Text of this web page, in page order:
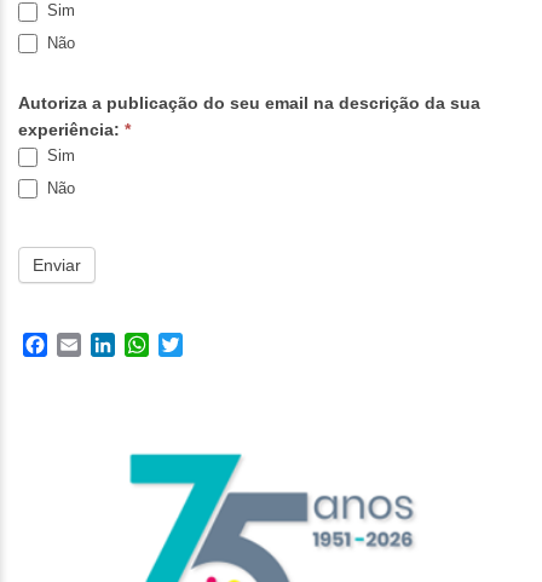
Sim
Não
Autoriza a publicação do seu email na descrição da sua
experiência: *
Sim
Não
Enviar
Facebook
Email LinkedInWhatsApp